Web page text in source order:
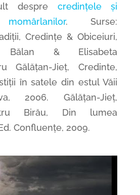
despre credințele și
. Surse:
Credințe & Obiceiuri,
& Elisabeta
Gălățan-Jieț, Credinte,
în satele din estul Văii
2006. Gălățan-Jieț,
Birău, Din lumea
Confluențe, 2009.